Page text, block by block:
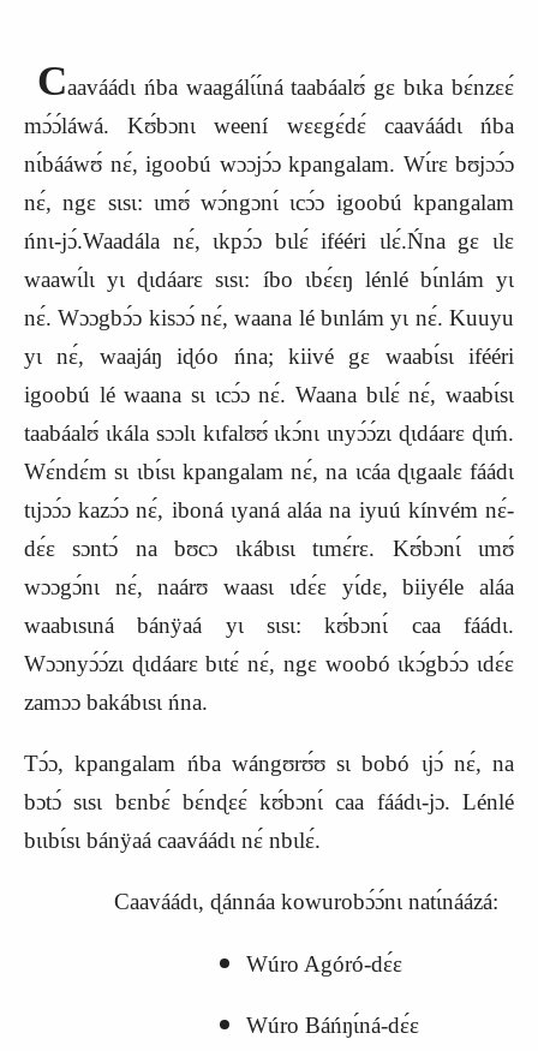
Caaváádɩ ńba waagálɩ́ɩ́ná taabáalʊ́ gɛ bɩka bɛ́nzɛɛ́
mɔ́ɔ́láwá. Kʊ́bɔnɩ weení wɛɛgɛ́dɛ́ caaváádɩ ńba
nɩ́bááwʊ́ nɛ́, igoobú wɔɔjɔ́ɔ kpangalam. Wɩ́rɛ bʊjɔɔ́ɔ
nɛ́, ngɛ sɩsɩ: ɩmʊ́ wɔ́ngɔnɩ́ ɩcɔ́ɔ igoobú kpangalam
ńnɩ-jɔ́.Waadála nɛ́, ɩkpɔ́ɔ bɩlɛ́ ifééri ɩlɛ́.Ńna gɛ ɩlɛ
waawɩ́lɩ yɩ ɖɩdáarɛ sɩsɩ: íbo ɩbɛ́ɛŋ lénlé bɩ́nlám yɩ
nɛ́. Wɔɔgbɔ́ɔ kisɔɔ́ nɛ́, waana lé bɩnlám yɩ nɛ́. Kuuyu
yɩ nɛ́, waajáŋ iɖóo ńna; kiivé gɛ waabɩ́sɩ ifééri
igoobú lé waana sɩ ɩcɔ́ɔ nɛ́. Waana bɩlɛ́ nɛ́, waabɩ́sɩ
taabáalʊ́ ɩkála sɔɔlɩ kɩfalʊʊ́ ɩkɔ́nɩ ɩnyɔ́ɔ́zɩ ɖɩdáarɛ ɖɩḿ.
Wɛ́ndɛ́m sɩ ɩbɩ́sɩ kpangalam nɛ́, na ɩcáa ɖɩgaalɛ fáádɩ
tɩjɔɔ́ɔ kazɔ́ɔ nɛ́, iboná ɩyaná aláa na iyuú kínvém nɛ́-
dɛ́ɛ sɔntɔ́ na bʊcɔ ɩkábɩsɩ tɩmɛ́rɛ. Kʊ́bɔnɩ́ ɩmʊ́
wɔɔgɔ́nɩ nɛ́, naárʊ waasɩ ɩdɛ́ɛ yɩ́dɛ, biiyéle aláa
waabɩsɩná bánÿaá yɩ sɩsɩ: kʊ́bɔnɩ́ caa fáádɩ.
Wɔɔnyɔ́ɔ́zɩ ɖɩdáarɛ bɩtɛ́ nɛ́, ngɛ woobó ɩkɔ́gbɔ́ɔ ɩdɛ́ɛ
zamɔɔ bakábɩsɩ ńna.
Tɔ́ɔ, kpangalam ńba wángʊrʊ́ʊ sɩ bobó ɩjɔ́ nɛ́, na
bɔtɔ́ sɩsɩ bɛnbɛ́ bɛ́nɖɛɛ́ kʊ́bɔnɩ́ caa fáádɩ-jɔ. Lénlé
bɩɩbɩ́sɩ bánÿaá caaváádɩ nɛ́ nbɩlɛ́.
Caaváádɩ, ɖánnáa kowurobɔ́ɔ́nɩ natɩ́náázá:
Wúro Agóró-dɛ́ɛ
Wúro Báńŋɩ́ná-dɛ́ɛ